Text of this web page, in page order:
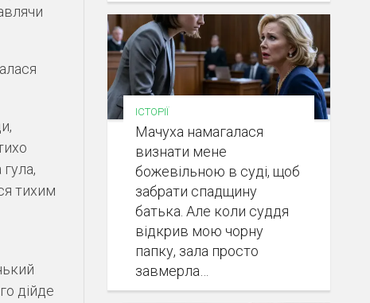
тихим
дійде
ІСТОРІЇ
Мачуха намагалася
визнати мене
божевільною в суді, щоб
забрати спадщину
батька. Але коли суддя
відкрив мою чорну
папку, зала просто
завмерла…